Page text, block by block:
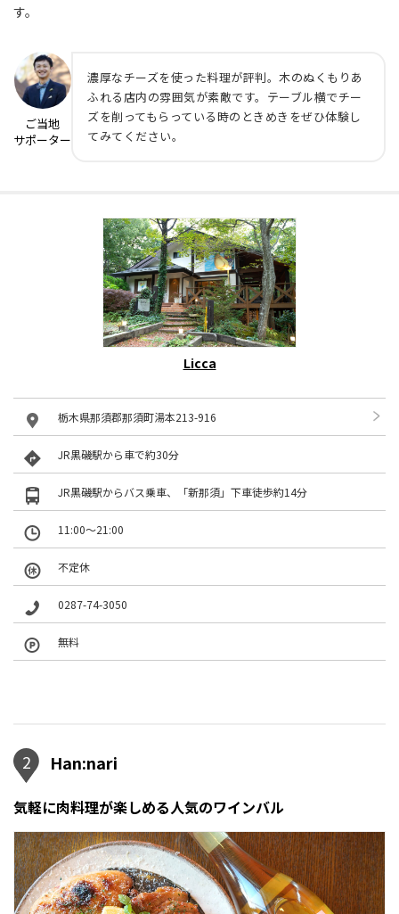
す。
ご当地
サポーター
濃厚なチーズを使った料理が評判。木のぬくもりあ
ふれる店内の雰囲気が素敵です。テーブル横でチー
ズを削ってもらっている時のときめきをぜひ体験し
てみてください。
Licca
栃木県那須郡那須町湯本213-916
JR黒磯駅から車で約30分
JR黒磯駅からバス乗車、「新那須」下車徒歩約14分
11:00～21:00
不定休
0287-74-3050
無料
2 Han:nari
気軽に肉料理が楽しめる人気のワインバル